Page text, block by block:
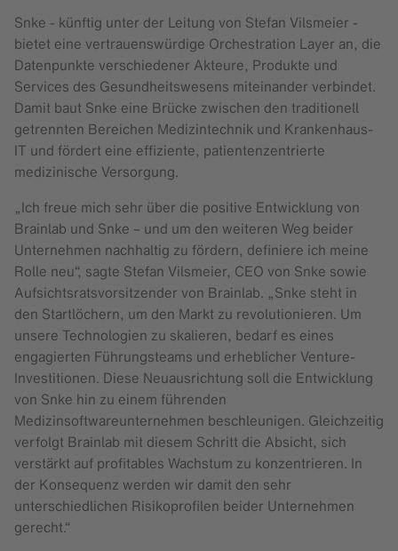
Snke - ­­künftig unter der Leitung von Stefan Vilsmeier -
bietet eine vertrauenswürdige Orchestration Layer an, die
Datenpunkte verschiedener Akteure, Produkte und
Services des Gesundheitswesens miteinander verbindet.
Damit baut Snke eine Brücke zwischen den traditionell
getrennten Bereichen Medizintechnik und Krankenhaus-
IT und fördert eine effiziente, patientenzentrierte
medizinische Versorgung.
„Ich freue mich sehr über die positive Entwicklung von
Brainlab und Snke – und um den weiteren Weg beider
Unternehmen nachhaltig zu fördern, definiere ich meine
Rolle neu“, sagte Stefan Vilsmeier, CEO von Snke sowie
Aufsichtsratsvorsitzender von Brainlab. „Snke steht in
den Startlöchern, um den Markt zu revolutionieren. Um
unsere Technologien zu skalieren, bedarf es eines
engagierten Führungsteams und erheblicher Venture-
Investitionen. Diese Neuausrichtung soll die Entwicklung
von Snke hin zu einem führenden
Medizinsoftwareunternehmen beschleunigen. Gleichzeitig
verfolgt Brainlab mit diesem Schritt die Absicht, sich
verstärkt auf profitables Wachstum zu konzentrieren. In
der Konsequenz werden wir damit den sehr
unterschiedlichen Risikoprofilen beider Unternehmen
gerecht.“